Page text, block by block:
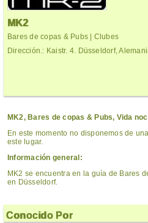
MK2
Bares de copas & Pubs | Clubes
Dirección.: Kaistr. 4. Düsseldorf,
MK2, Bares de copas & Pubs, Vida
En este momento no disponemos de
este lugar.
Información general:
MK2 se encuentra en la guía de Bares
en Düsseldorf.
Conocido Por